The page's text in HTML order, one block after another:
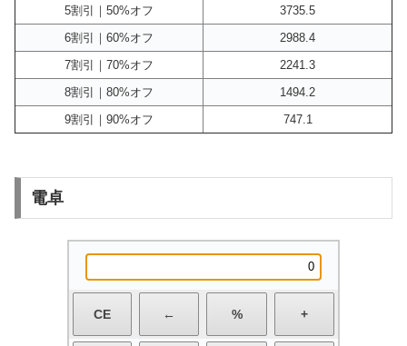
5割引｜50%オフ
3735.5
6割引｜60%オフ
2988.4
7割引｜70%オフ
2241.3
8割引｜80%オフ
1494.2
9割引｜90%オフ
747.1
電卓